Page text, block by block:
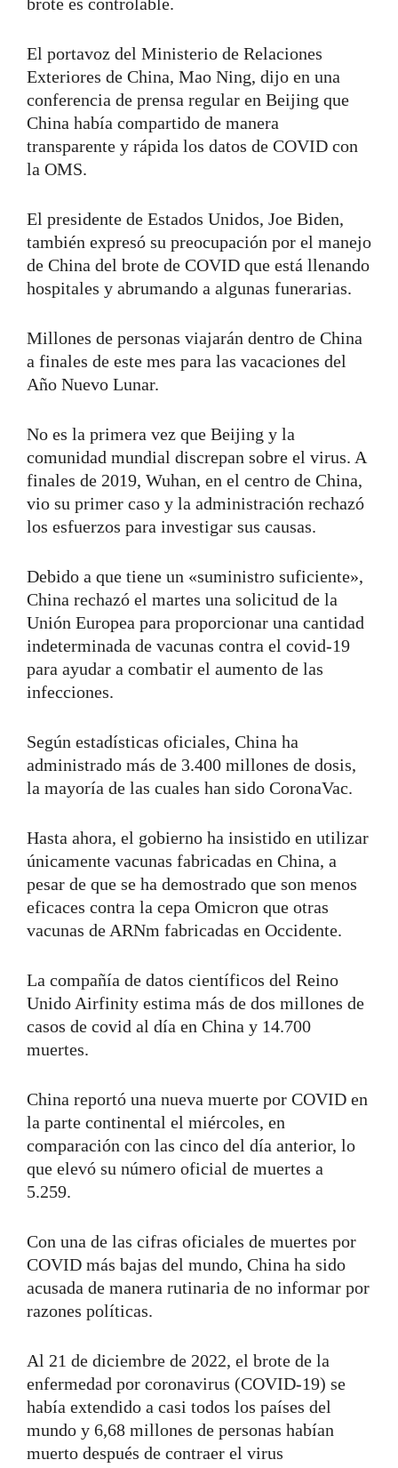
El portavoz del Ministerio de Relaciones
Exteriores de China, Mao Ning, dijo en una
conferencia de prensa regular en Beijing que
China había compartido de manera
transparente y rápida los datos de COVID con
la OMS.
El presidente de Estados Unidos, Joe Biden,
también expresó su preocupación por el manejo
de China del brote de COVID que está llenando
hospitales y abrumando a algunas funerarias.
Millones de personas viajarán dentro de China
a finales de este mes para las vacaciones del
Año Nuevo Lunar.
No es la primera vez que Beijing y la
comunidad mundial discrepan sobre el virus. A
finales de 2019, Wuhan, en el centro de China,
vio su primer caso y la administración rechazó
los esfuerzos para investigar sus causas.
Debido a que tiene un «suministro suficiente»,
China rechazó el martes una solicitud de la
Unión Europea para proporcionar una cantidad
indeterminada de vacunas contra el covid-19
para ayudar a combatir el aumento de las
infecciones.
Según estadísticas oficiales, China ha
administrado más de 3.400 millones de dosis,
la mayoría de las cuales han sido CoronaVac.
Hasta ahora, el gobierno ha insistido en utilizar
únicamente vacunas fabricadas en China, a
pesar de que se ha demostrado que son menos
eficaces contra la cepa Omicron que otras
vacunas de ARNm fabricadas en Occidente.
La compañía de datos científicos del Reino
Unido Airfinity estima más de dos millones de
casos de covid al día en China y 14.700
muertes.
China reportó una nueva muerte por COVID en
la parte continental el miércoles, en
comparación con las cinco del día anterior, lo
que elevó su número oficial de muertes a
5.259.
Con una de las cifras oficiales de muertes por
COVID más bajas del mundo, China ha sido
acusada de manera rutinaria de no informar por
razones políticas.
Al 21 de diciembre de 2022, el brote de la
enfermedad por coronavirus (COVID-19) se
había extendido a casi todos los países del
mundo y 6,68 millones de personas habían
muerto después de contraer el virus